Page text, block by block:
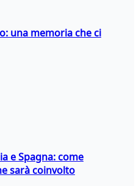
una memoria che ci
e Spagna: come
sarà coinvolto